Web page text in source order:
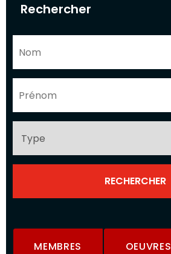
Rechercher
MEMBRES OEUVRES